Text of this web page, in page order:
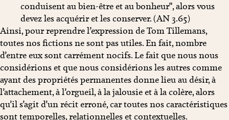
conduisent au bien-être et au bonheur”, alors vous
devez les acquérir et les conserver. (AN 3.65)
Ainsi, pour reprendre l’expression de Tom Tillemans,
toutes nos fictions ne sont pas utiles. En fait, nombre
d’entre eux sont carrément nocifs. Le fait que nous nous
considérions et que nous considérions les autres comme
ayant des propriétés permanentes donne lieu au désir, à
l’attachement, à l’orgueil, à la jalousie et à la colère, alors
qu’il s’agit d’un récit erroné, car toutes nos caractéristiques
sont temporelles, relationnelles et contextuelles.